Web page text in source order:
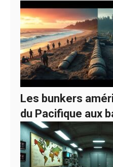
Les bunkers
du Pacifique aux